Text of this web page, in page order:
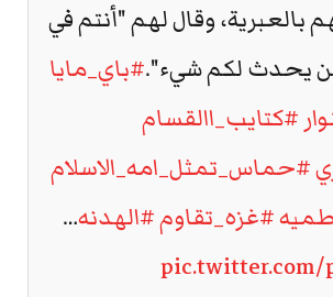
وقال لهم "أنتم في
يحدث لكم شيء".#باي_مايا
#كتايب_االقسام
#حماس_تمثل_امه_الاسلام
#غزه_تقاوم#الهدنه…
pic.twitter.com/